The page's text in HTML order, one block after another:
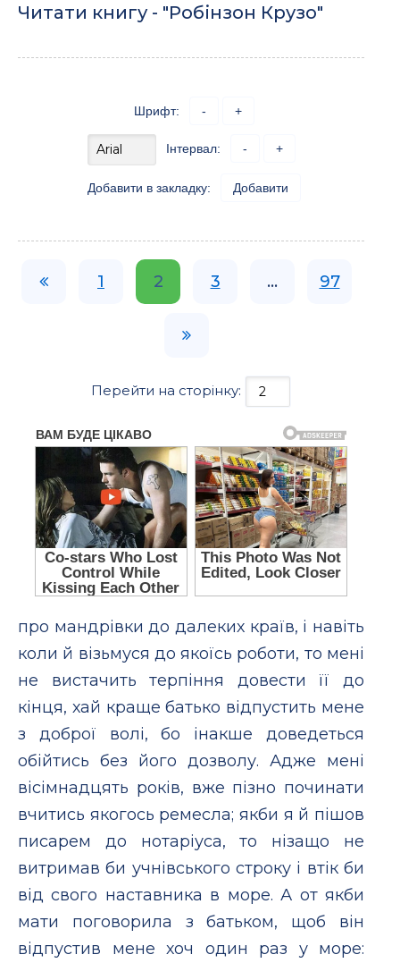
Читати книгу - "Робінзон Крузо"
Шрифт: - +
Інтервал: - +
Добавити в закладку: Добавити
1 2 3 ... 97
Перейти на сторінку:
про мандрівки до далеких країв, і навіть
коли й візьмуся до якоїсь роботи, то мені
не вистачить терпіння довести її до
кінця, хай краще батько відпустить мене
з доброї волі, бо інакше доведеться
обійтись без його дозволу. Адже мені
вісімнадцять років, вже пізно починати
вчитись якогось ремесла; якби я й пішов
писарем до нотаріуса, то нізащо не
витримав би учнівського строку і втік би
від свого наставника в море. А от якби
мати поговорила з батьком, щоб він
відпустив мене хоч один раз у море: